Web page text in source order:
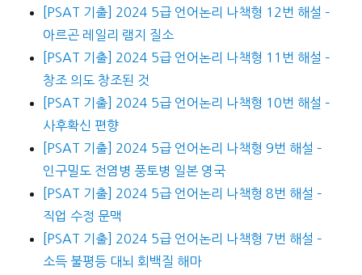
[PSAT 기출] 2024 5급 언어논리 나책형 12번 해설 –
아르곤 레일리 램지 질소
[PSAT 기출] 2024 5급 언어논리 나책형 11번 해설 –
창조 의도 창조된 것
[PSAT 기출] 2024 5급 언어논리 나책형 10번 해설 –
사후확신 편향
[PSAT 기출] 2024 5급 언어논리 나책형 9번 해설 –
인구밀도 전염병 풍토병 일본 영국
[PSAT 기출] 2024 5급 언어논리 나책형 8번 해설 –
직업 수정 문맥
[PSAT 기출] 2024 5급 언어논리 나책형 7번 해설 –
소득 불평등 대뇌 회백질 해마